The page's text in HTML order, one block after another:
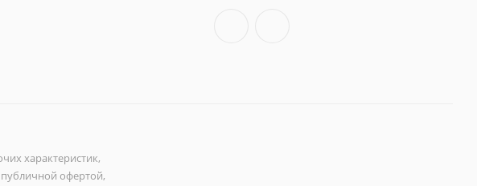
характеристик,
публичной офертой,